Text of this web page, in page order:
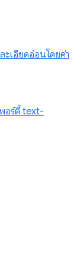
เอียดอ่อนโดยค่า
อร์ตี้ text-